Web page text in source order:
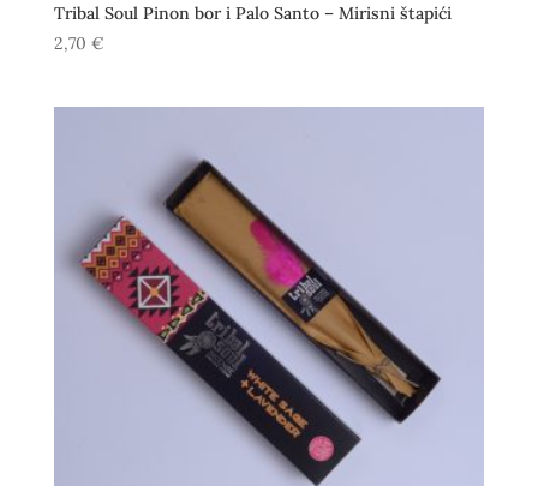
Tribal Soul Pinon bor i Palo Santo – Mirisni štapići
2,70 €